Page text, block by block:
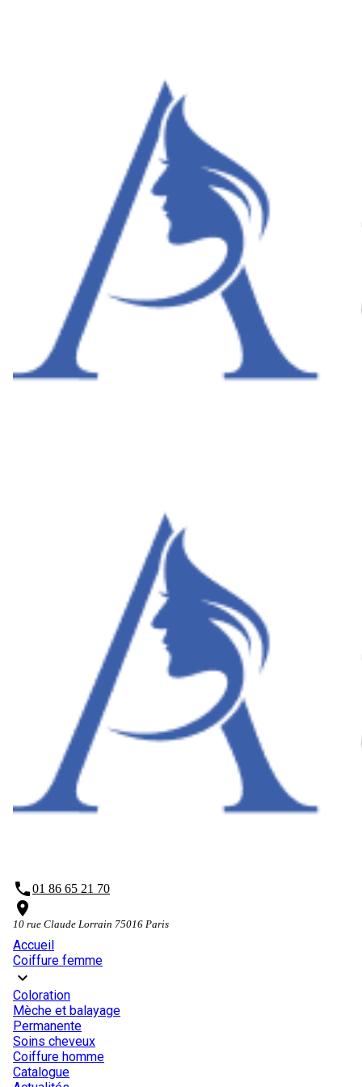
phone01 86 65 21 70
place
10 rue Claude Lorrain 75016 Paris
Accueil
Coiffure femme
expand_more
Coloration
Mèche et balayage
Permanente
Soins cheveux
Coiffure homme
Catalogue